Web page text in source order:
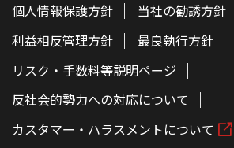
個人情報保護方針
当社の勧誘方針
利益相反管理方針
最良執行方針
リスク・手数料等説明ページ
反社会的勢力への対応について
カスタマー・ハラスメントについて